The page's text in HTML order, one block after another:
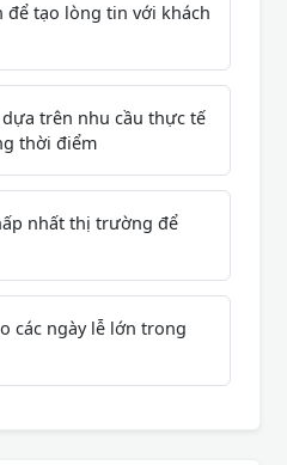
để tạo lòng tin với khách
trên nhu cầu thực tế
thời điểm
nhất thị trường để
các ngày lễ lớn trong